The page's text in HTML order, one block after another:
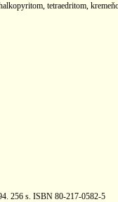
tetraedritom,
256 s. ISBN 80-217-0582-5